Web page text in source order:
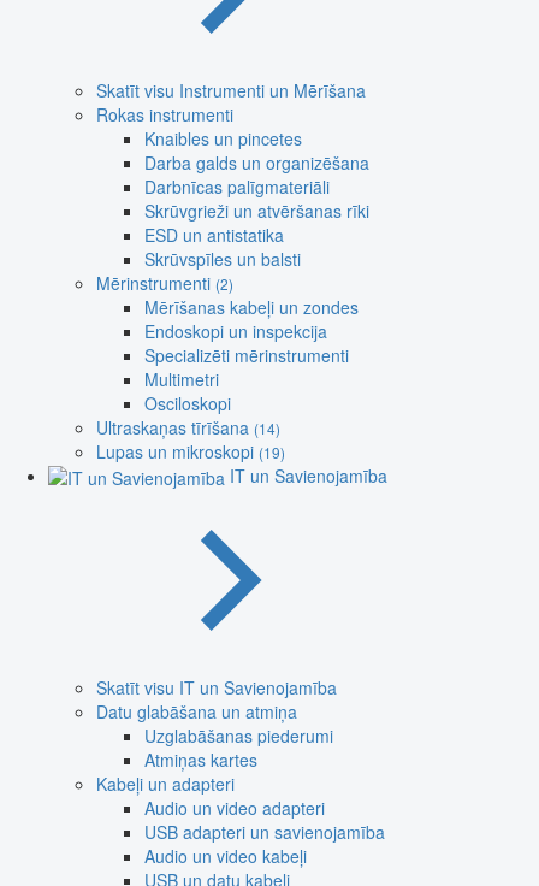
Skatīt visu Instrumenti un Mērīšana
Rokas instrumenti
Knaibles un pincetes
Darba galds un organizēšana
Darbnīcas palīgmateriāli
Skrūvgrieži un atvēršanas rīki
ESD un antistatika
Skrūvspīles un balsti
Mērinstrumenti (2)
Mērīšanas kabeļi un zondes
Endoskopi un inspekcija
Specializēti mērinstrumenti
Multimetri
Osciloskopi
Ultraskaņas tīrīšana (14)
Lupas un mikroskopi (19)
IT un Savienojamība
Skatīt visu IT un Savienojamība
Datu glabāšana un atmiņa
Uzglabāšanas piederumi
Atmiņas kartes
Kabeļi un adapteri
Audio un video adapteri
USB adapteri un savienojamība
Audio un video kabeļi
USB un datu kabeļi